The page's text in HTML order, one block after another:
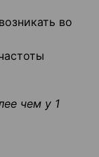
во
чем у 1